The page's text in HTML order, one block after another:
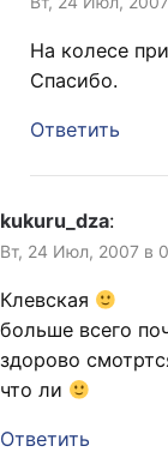
На колесе
Спасибо.
Ответить
kukuru_dza:
Вт, 24 Июл, 2007 в
Клевская
больше всего
здорово
что ли
Ответить